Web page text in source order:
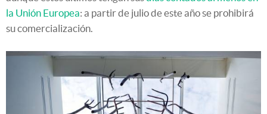
la Unión Europea: a partir de julio de este año se prohibirá
su comercialización.